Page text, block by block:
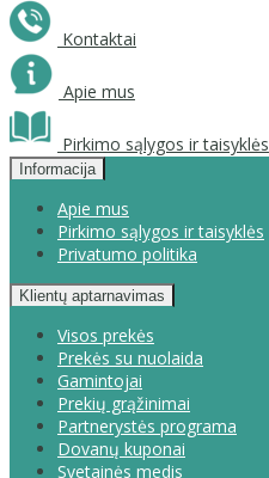
Kontaktai
Apie mus
Pirkimo sąlygos ir taisyklės
Informacija
Apie mus
Pirkimo sąlygos ir taisyklės
Privatumo politika
Klientų aptarnavimas
Visos prekės
Prekės su nuolaida
Gamintojai
Prekių grąžinimai
Partnerystės programa
Dovanų kuponai
Svetainės medis